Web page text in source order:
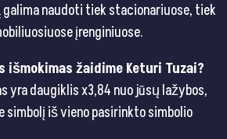
naudoti tiek stacionariuose, tiek
įrenginiuose.
išmokimas žaidime Keturi Tuzai?
yra daugiklis x3,84 nuo jūsų lažybos,
iš vieno pasirinkto simbolio